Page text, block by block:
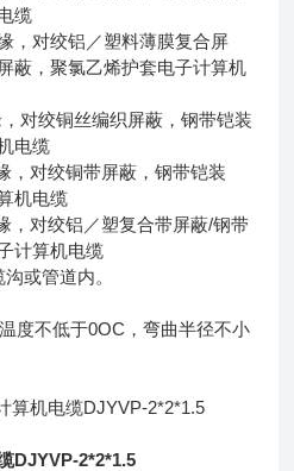
缆
，对绞铝／塑料薄膜复合屏
蔽，聚氯乙烯护套电子计算机
对绞铜丝编织屏蔽，钢带铠装
电缆
，对绞铜带屏蔽，钢带铠装
机电缆
，对绞铝／塑复合带屏蔽/钢带
计算机电缆
或管道内。
度不低于0OC，弯曲半径不小
DJYVP-2*2*1.5